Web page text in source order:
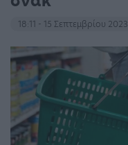
18:11 - 15 Σεπτεμβρίου 2023